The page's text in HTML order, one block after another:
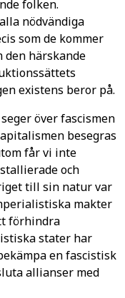
folken.
nödvändiga
som de kommer
den härskande
existens beror på.
över fascismen
besegras
får vi inte
och
till sin natur var
makter
förhindra
stater har
en fascistisk
allianser med